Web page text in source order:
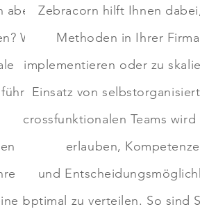
Wir
KI
Zebracorn hilft Ihnen
Methoden in Ihrer
implementieren oder zu
Einsatz von
crossfunktionalen Teams wird
erlauben,
und
optimal zu verteilen. So sind